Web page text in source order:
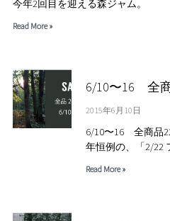
今年2回目を迎える森ジャム。
Read More »
6/10〜16 全
2015年6月10日
6/10〜16 全商品
年恒例の、「2/22
Read More »